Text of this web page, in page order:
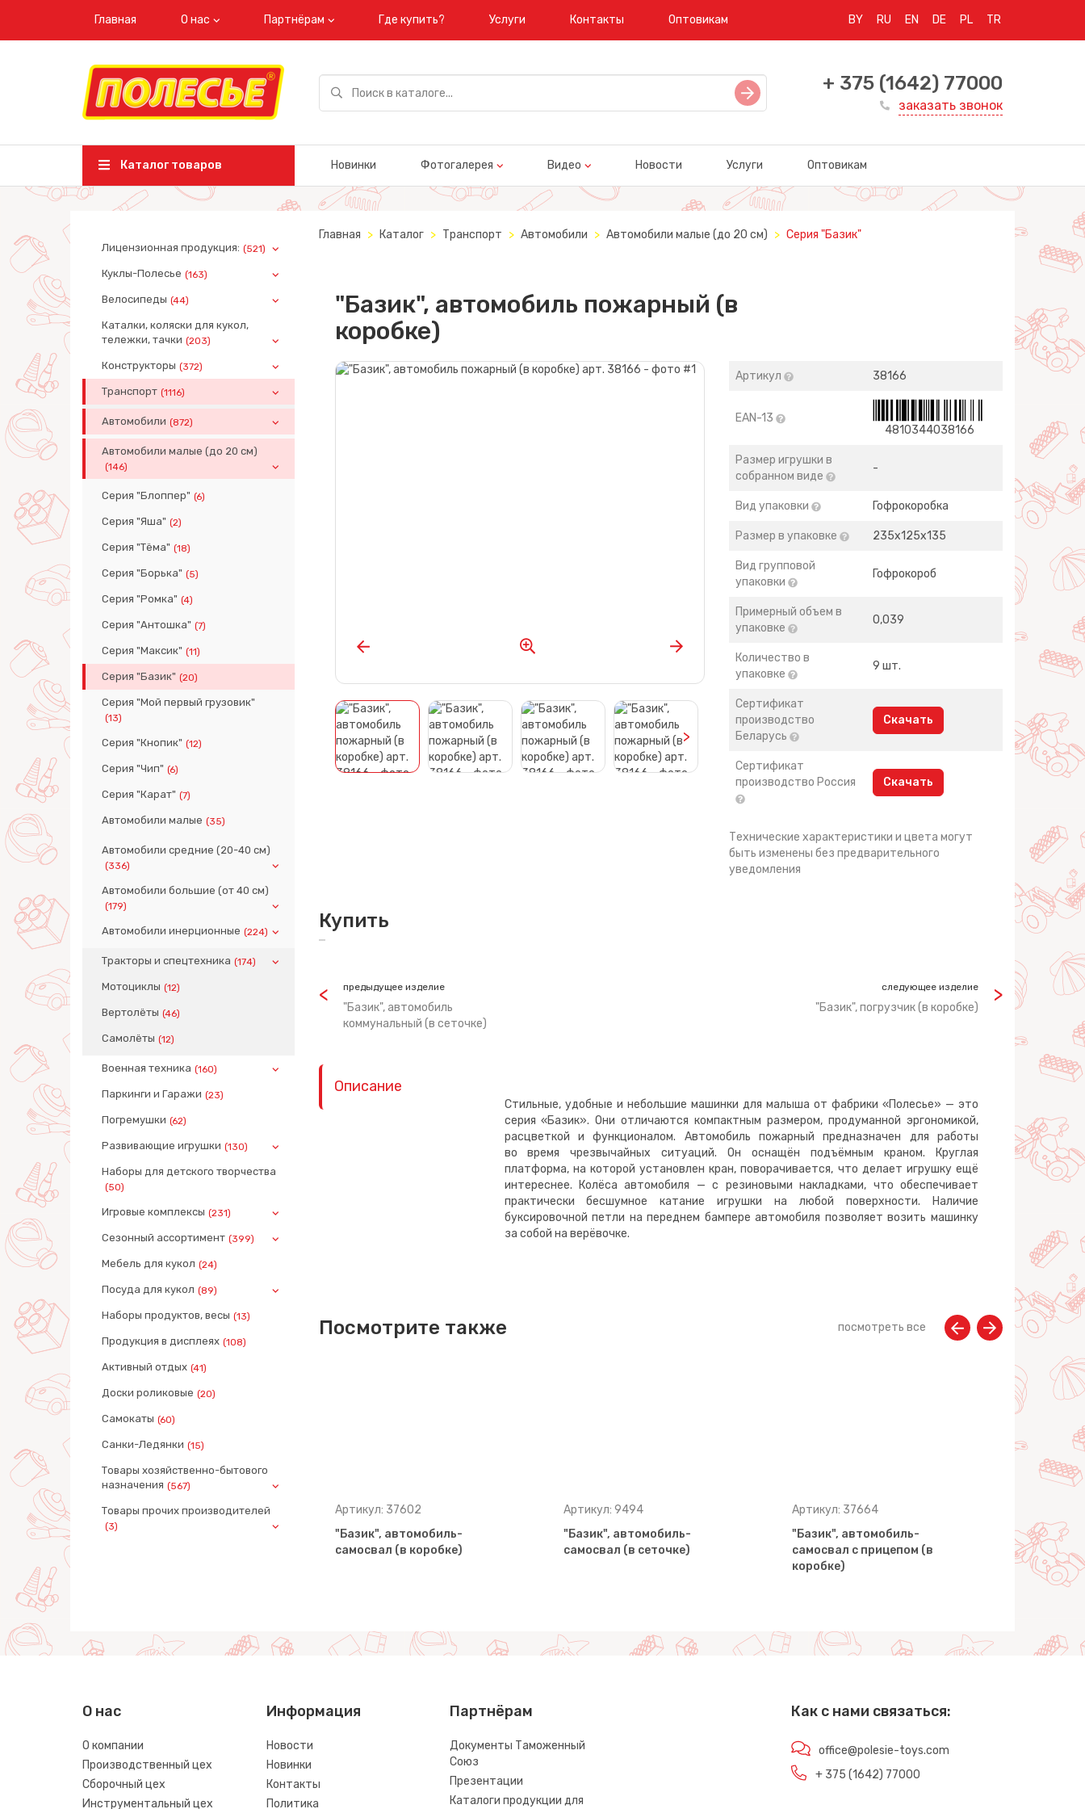
Главная О нас Партнёрам Где купить? Услуги Контакты Оптовикам BY RU EN DE PL TR
+ 375 (1642) 77000
заказать звонок
Каталог товаров Новинки Фотогалерея Видео Новости Услуги Оптовикам
Лицензионная продукция: (521)
Куклы-Полесье (163)
Велосипеды (44)
Каталки, коляски для кукол,
тележки, тачки (203)
Конструкторы (372)
Транспорт (1116)
Автомобили (872)
Автомобили малые (до 20 см)
(146)
Серия "Блоппер" (6)
Серия "Яша" (2)
Серия "Тёма" (18)
Серия "Борька" (5)
Серия "Ромка" (4)
Серия "Антошка" (7)
Серия "Максик" (11)
Серия "Базик" (20)
Серия "Мой первый грузовик"
(13)
Серия "Кнопик" (12)
Серия "Чип" (6)
Серия "Карат" (7)
Автомобили малые (35)
Автомобили средние (20-40 см)
(336)
Автомобили большие (от 40 см)
(179)
Автомобили инерционные (224)
Тракторы и спецтехника (174)
Мотоциклы (12)
Вертолёты (46)
Самолёты (12)
Военная техника (160)
Паркинги и Гаражи (23)
Погремушки (62)
Развивающие игрушки (130)
Наборы для детского творчества
(50)
Игровые комплексы (231)
Сезонный ассортимент (399)
Мебель для кукол (24)
Посуда для кукол (89)
Наборы продуктов, весы (13)
Продукция в дисплеях (108)
Активный отдых (41)
Доски роликовые (20)
Самокаты (60)
Санки-Ледянки (15)
Товары хозяйственно-бытового
назначения (567)
Товары прочих производителей
(3)
Главная Каталог Транспорт Автомобили Автомобили малые (до 20 см) Серия "Базик"
"Базик", автомобиль пожарный (в
коробке)
>
Артикул 38166
EAN-13
4810344038166
Размер игрушки в
собранном виде
-
Вид упаковки Гофрокоробка
Размер в упаковке 235х125х135
Вид групповой
упаковки
Гофрокороб
Примерный объем в
упаковке
0,039
Количество в
упаковке
9 шт.
Сертификат
производство
Беларусь
Скачать
Сертификат
производство Россия
Скачать
Технические характеристики и цвета могут
быть изменены без предварительного
уведомления
Купить
предыдущее изделие
"Базик", автомобиль
коммунальный (в сеточке)
следующее изделие
"Базик", погрузчик (в коробке)
Описание
Стильные, удобные и небольшие машинки для малыша от фабрики «Полесье» — это
серия «Базик». Они отличаются компактным размером, продуманной эргономикой,
расцветкой и функционалом. Автомобиль пожарный предназначен для работы
во время чрезвычайных ситуаций. Он оснащён подъёмным краном. Круглая
платформа, на которой установлен кран, поворачивается, что делает игрушку ещё
интереснее. Колёса автомобиля — с резиновыми накладками, что обеспечивает
практически бесшумное катание игрушки на любой поверхности. Наличие
буксировочной петли на переднем бампере автомобиля позволяет возить машинку
за собой на верёвочке.
Посмотрите также посмотреть все
Артикул: 9678
"Базик", автомобиль
Артикул: 37602
"Базик", автомобиль-
самосвал (в коробке)
Артикул: 9494
"Базик", автомобиль-
самосвал (в сеточке)
Артикул: 37664
"Базик", автомобиль-
самосвал с прицепом (в
коробке)
"Базик",
самосвал
сеточке)
О нас
О компании
Производственный цех
Сборочный цех
Инструментальный цех
Информация
Новости
Новинки
Контакты
Политика
Партнёрам
Документы Таможенный
Союз
Презентации
Каталоги продукции для
Как с нами связаться:
office@polesie-toys.com
+ 375 (1642) 77000